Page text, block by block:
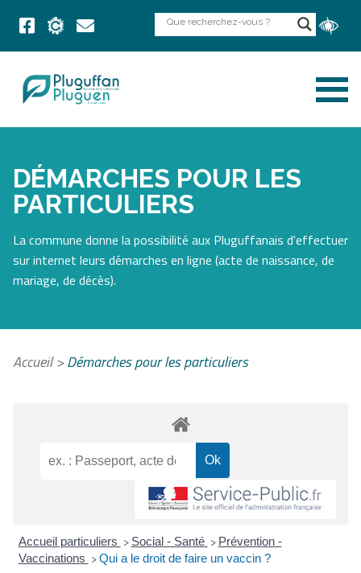
DÉMARCHES POUR LES
PARTICULIERS
La commune donne la possibilité aux Pluguffanais d'effectuer
sur internet leurs démarches en ligne (acte de naissance, de
mariage, de décès).
Accueil>Démarches pour les particuliers
Accueil particuliers > Social - Santé > Prévention -
Vaccinations > Qui a le droit de faire un vaccin ?